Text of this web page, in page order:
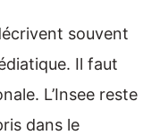
souvent
Il faut
L’Insee reste
dans le